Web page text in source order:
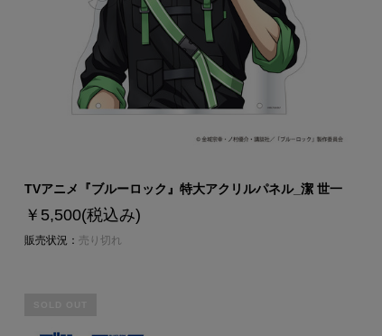
TVアニメ『ブルーロック』特大アクリルパネル_潔 世一
￥5,500(税込み)
販売状況： 売り切れ